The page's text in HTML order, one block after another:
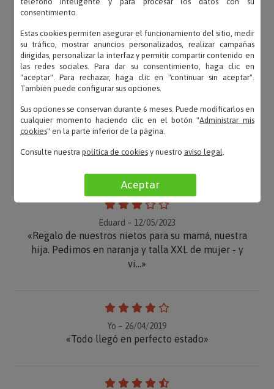
OPINIONES
Eduard – 12/05/2023
«Regalo de nuestros nietos para su mamá, nuestra
hija. Pedimos en naranja y talla XXL de mujer - y
vi...»
Yo – 26/04/2019
«Todo llegó en perfecto estado»
consentimiento.
Estas cookies permiten asegurar el funcionamiento del sitio, medir
su tráfico, mostrar anuncios personalizados, realizar campañas
dirigidas, personalizar la interfaz y permitir compartir contenido en
las redes sociales. Para dar su consentimiento, haga clic en
"aceptar". Para rechazar, haga clic en "continuar sin aceptar".
También puede configurar sus opciones.
Sus opciones se conservan durante 6 meses. Puede modificarlos en
cualquier momento haciendo clic en el botón "Administrar mis
cookies" en la parte inferior de la página.
Consulte nuestra política de cookiesy nuestro aviso legal
Aceptar